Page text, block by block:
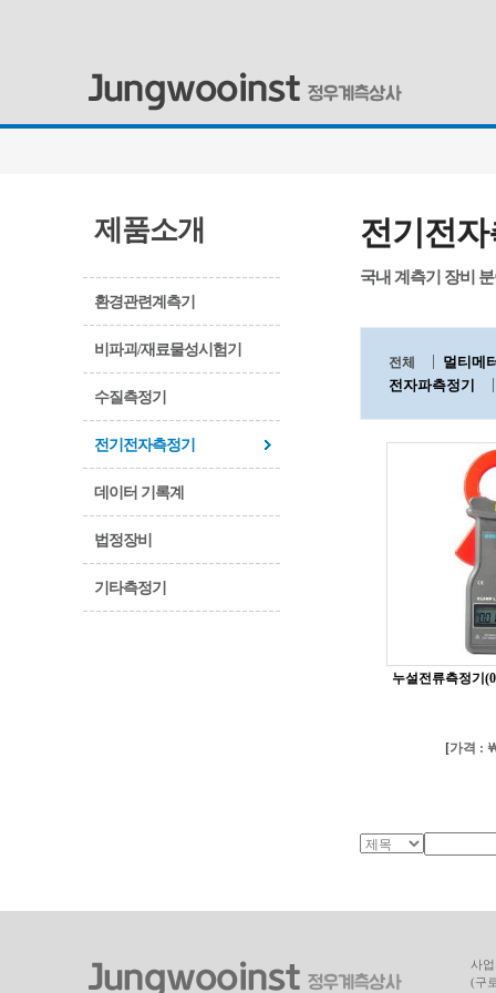
제품소개
환경관련계측기
비파괴/재료물성시험기
수질측정기
전기전자측정기
데이터 기록계
법정장비
기타측정기
전기전
국내 계측기 장비
전체
멀티메
전자파측정기
누설전류측정기
[가격 :
사
(구